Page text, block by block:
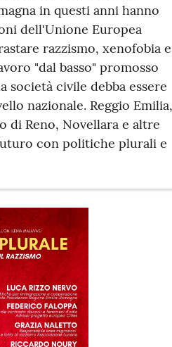
in questi anni hanno
dell'Unione Europea
razzismo, xenofobia e
"dal basso" promosso
società civile debba essere
nazionale. Reggio Emilia,
di Reno, Novellara e altre
con politiche plurali e